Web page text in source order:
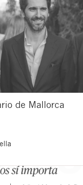
de Mallorca